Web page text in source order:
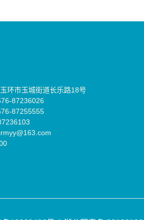
环市玉城街道长乐路18号
87236026
87255555